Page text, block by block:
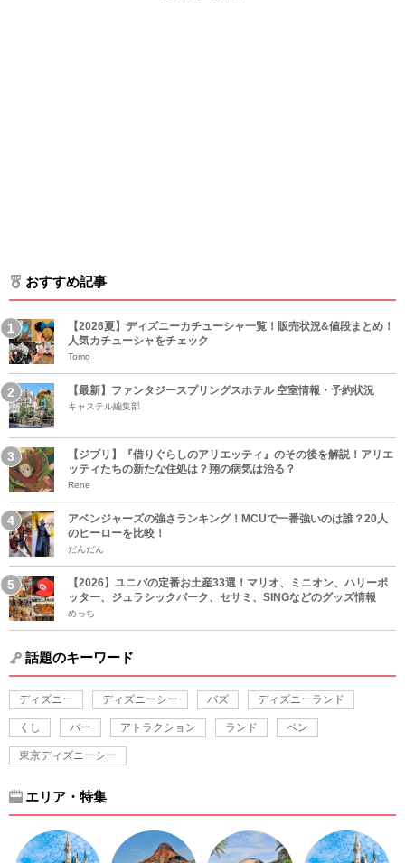
おすすめ記事
【2026夏】ディズニーカチューシャ一覧！販売状況&値段まとめ！
人気カチューシャをチェック
Tomo
【最新】ファンタジースプリングスホテル 空室情報・予約状況
キャステル編集部
【ジブリ】『借りぐらしのアリエッティ』のその後を解説！アリエ
ッティたちの新たな住処は？翔の病気は治る？
Rene
アベンジャーズの強さランキング！MCUで一番強いのは誰？20人
のヒーローを比較！
だんだん
【2026】ユニバの定番お土産33選！マリオ、ミニオン、ハリーポ
ッター、ジュラシックパーク、セサミ、SINGなどのグッズ情報
めっち
話題のキーワード
ディズニー ディズニーシー バズ ディズニーランド
くし バー アトラクション ランド ペン
東京ディズニーシー
エリア・特集